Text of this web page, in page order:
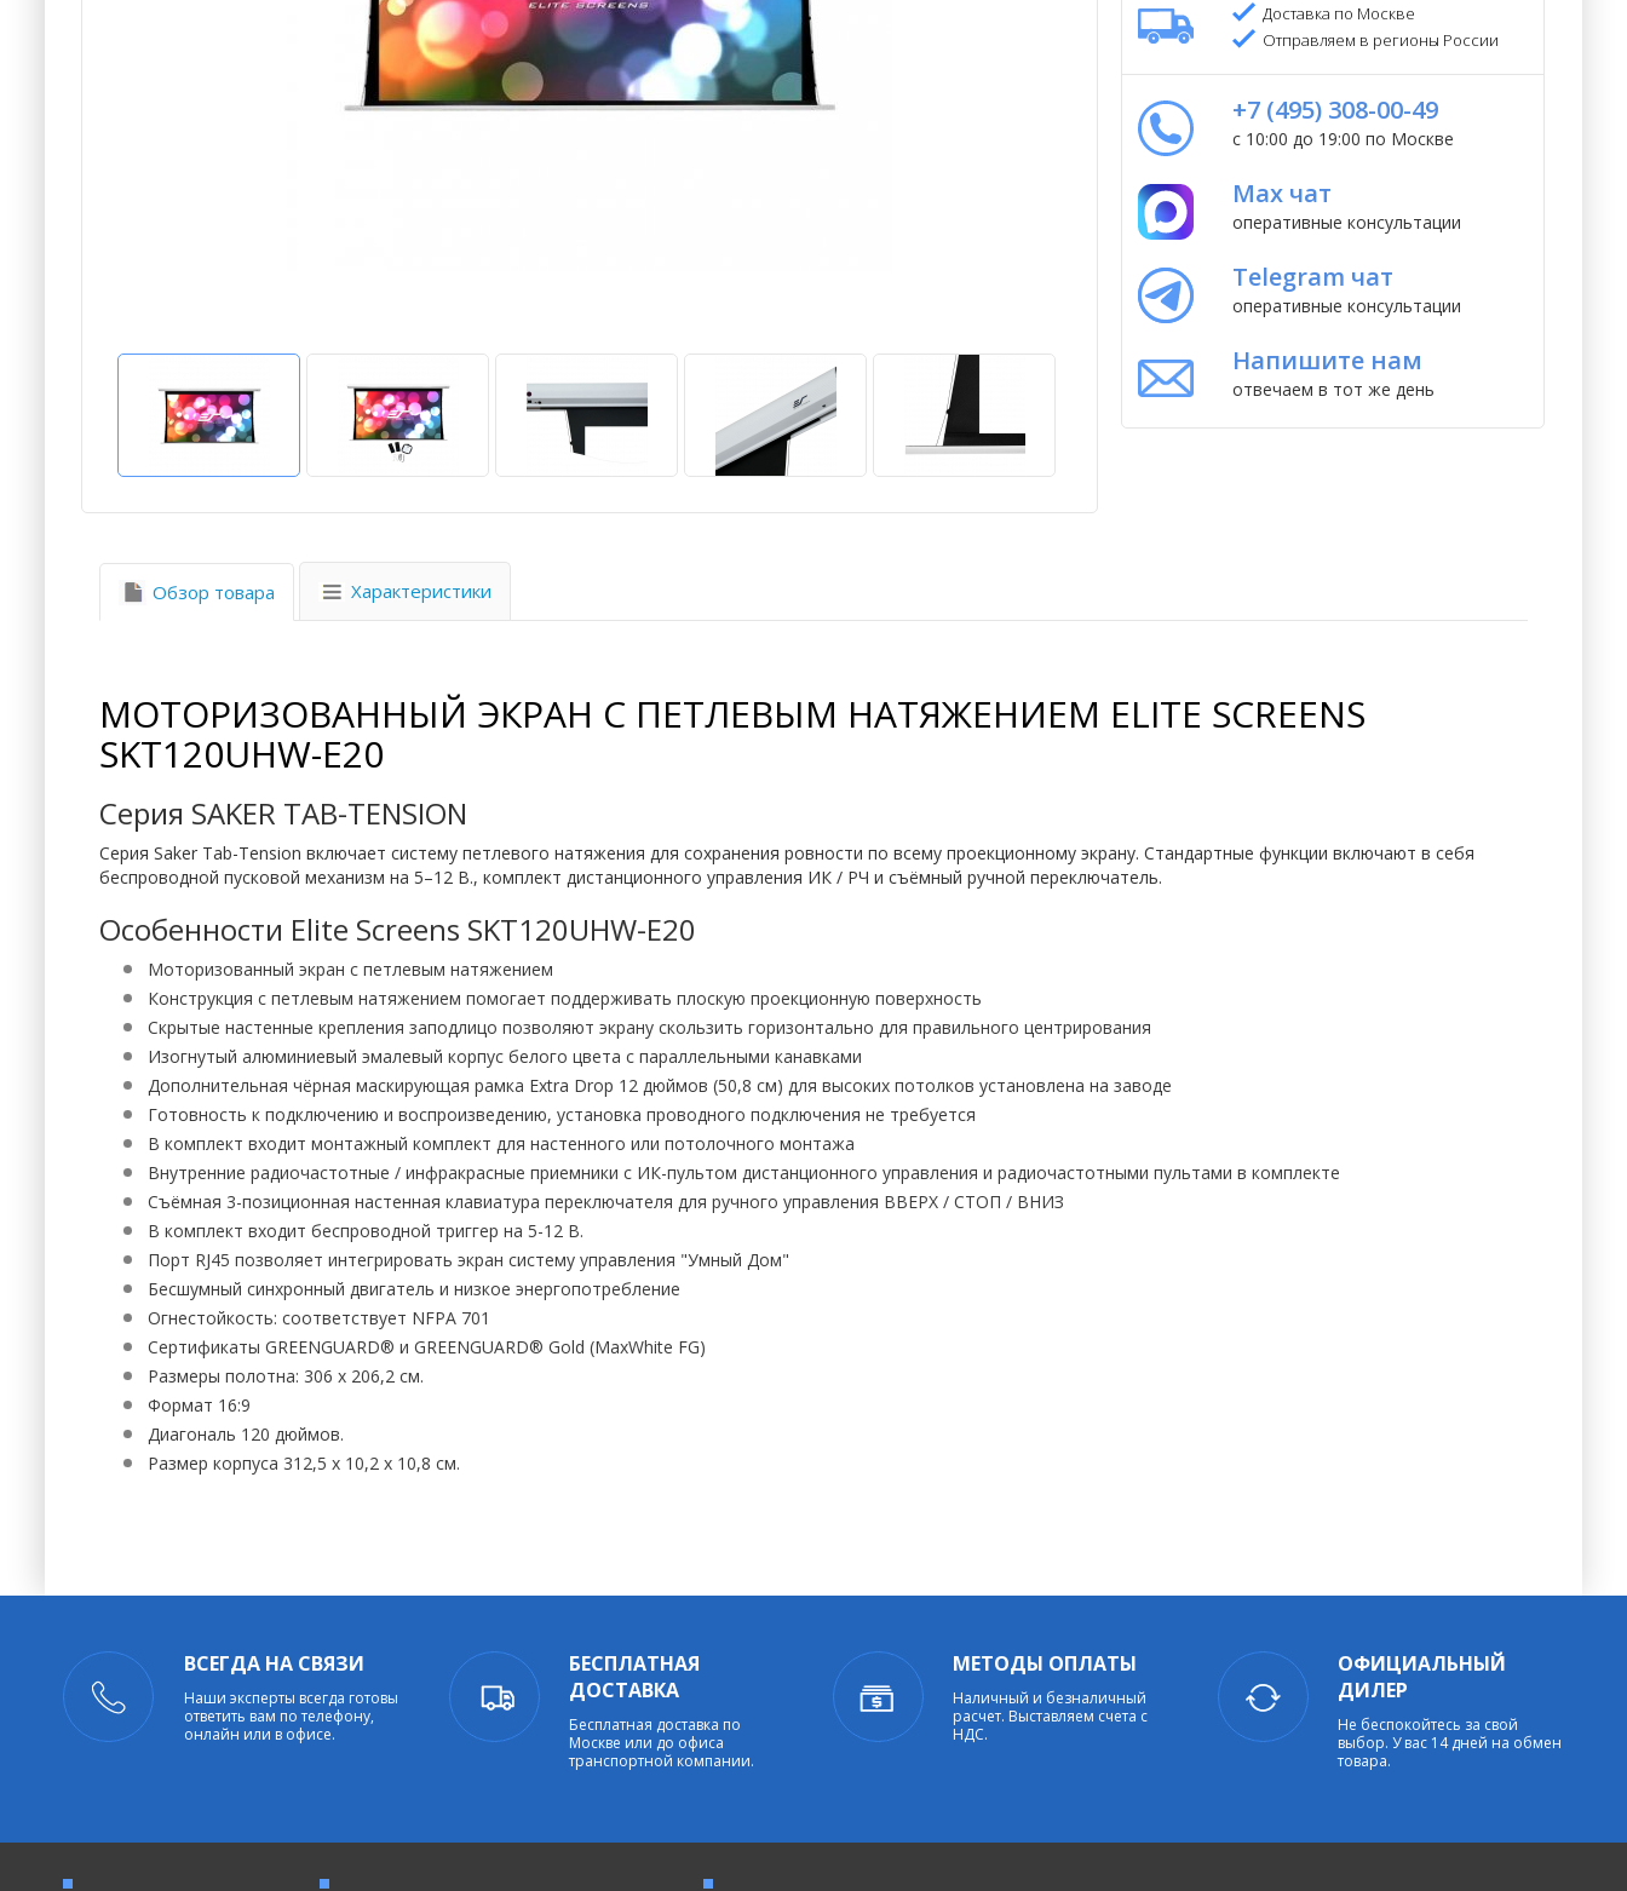
Доставка по Москве
Отправляем в регионы России
+7 (495) 308-00-49
с 10:00 до 19:00 по Москве
Max чат
оперативные консультации
Telegram чат
оперативные консультации
Напишите нам
отвечаем в тот же день
Обзор товара Характеристики
МОТОРИЗОВАННЫЙ ЭКРАН С ПЕТЛЕВЫМ НАТЯЖЕНИЕМ ELITE SCREENS
SKT120UHW-E20
Серия SAKER TAB-TENSION
Серия Saker Tab-Tension включает систему петлевого натяжения для сохранения ровности по всему проекционному экрану. Стандартные функции включают в себя
беспроводной пусковой механизм на 5–12 В., комплект дистанционного управления ИК / РЧ и съёмный ручной переключатель.
Особенности Elite Screens SKT120UHW-E20
Моторизованный экран с петлевым натяжением
Конструкция с петлевым натяжением помогает поддерживать плоскую проекционную поверхность
Скрытые настенные крепления заподлицо позволяют экрану скользить горизонтально для правильного центрирования
Изогнутый алюминиевый эмалевый корпус белого цвета с параллельными канавками
Дополнительная чёрная маскирующая рамка Extra Drop 12 дюймов (50,8 см) для высоких потолков установлена на заводе
Готовность к подключению и воспроизведению, установка проводного подключения не требуется
В комплект входит монтажный комплект для настенного или потолочного монтажа
Внутренние радиочастотные / инфракрасные приемники с ИК-пультом дистанционного управления и радиочастотными пультами в комплекте
Съёмная 3-позиционная настенная клавиатура переключателя для ручного управления ВВЕРХ / СТОП / ВНИЗ
В комплект входит беспроводной триггер на 5-12 В.
Порт RJ45 позволяет интегрировать экран систему управления "Умный Дом"
Бесшумный синхронный двигатель и низкое энергопотребление
Огнестойкость: соответствует NFPA 701
Сертификаты GREENGUARD® и GREENGUARD® Gold (MaxWhite FG)
Размеры полотна: 306 х 206,2 см.
Формат 16:9
Диагональ 120 дюймов.
Размер корпуса 312,5 х 10,2 х 10,8 см.
ВСЕГДА НА СВЯЗИ
Наши эксперты всегда готовы
ответить вам по телефону,
онлайн или в офисе.
БЕСПЛАТНАЯ
ДОСТАВКА
Бесплатная доставка по
Москве или до офиса
транспортной компании.
МЕТОДЫ ОПЛАТЫ
Наличный и безналичный
расчет. Выставляем счета с
НДС.
ОФИЦИАЛЬНЫЙ
ДИЛЕР
Не беспокойтесь за свой
выбор. У вас 14 дней на обмен
товара.